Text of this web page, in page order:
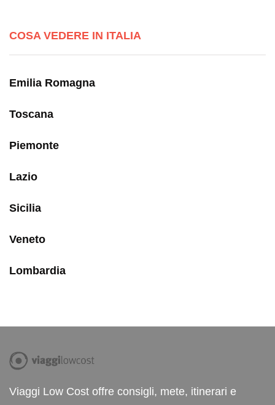
COSA VEDERE IN ITALIA
Emilia Romagna
Toscana
Piemonte
Lazio
Sicilia
Veneto
Lombardia
Viaggi Low Cost offre consigli, mete, itinerari e